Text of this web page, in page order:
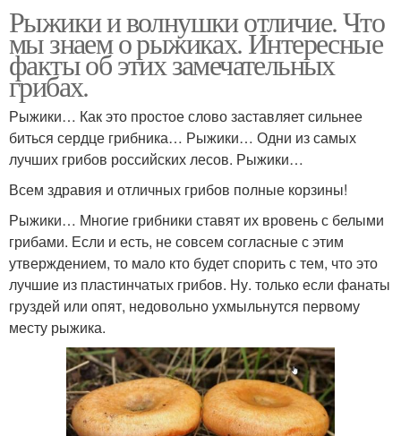
Рыжики и волнушки отличие. Что
мы знаем о рыжиках. Интересные
факты об этих замечательных
грибах.
Рыжики… Как это простое слово заставляет сильнее
биться сердце грибника… Рыжики… Одни из самых
лучших грибов российских лесов. Рыжики…
Всем здравия и отличных грибов полные корзины!
Рыжики… Многие грибники ставят их вровень с белыми
грибами. Если и есть, не совсем согласные с этим
утверждением, то мало кто будет спорить с тем, что это
лучшие из пластинчатых грибов. Ну. только если фанаты
груздей или опят, недовольно ухмыльнутся первому
месту рыжика.